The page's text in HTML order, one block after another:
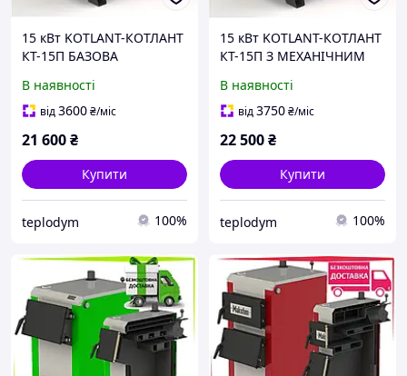
15 кВт KOTLANT-КОТЛАНТ
КТ-15П БАЗОВА
В наявності
від3600₴/міс
21 600₴
Купити
teplodym 100%
15 кВт KOTLANT-КОТЛАНТ
КТ-15П З МЕХАНІЧНИМ
В наявності
від3750₴/міс
22 500₴
Купити
teplodym 100%